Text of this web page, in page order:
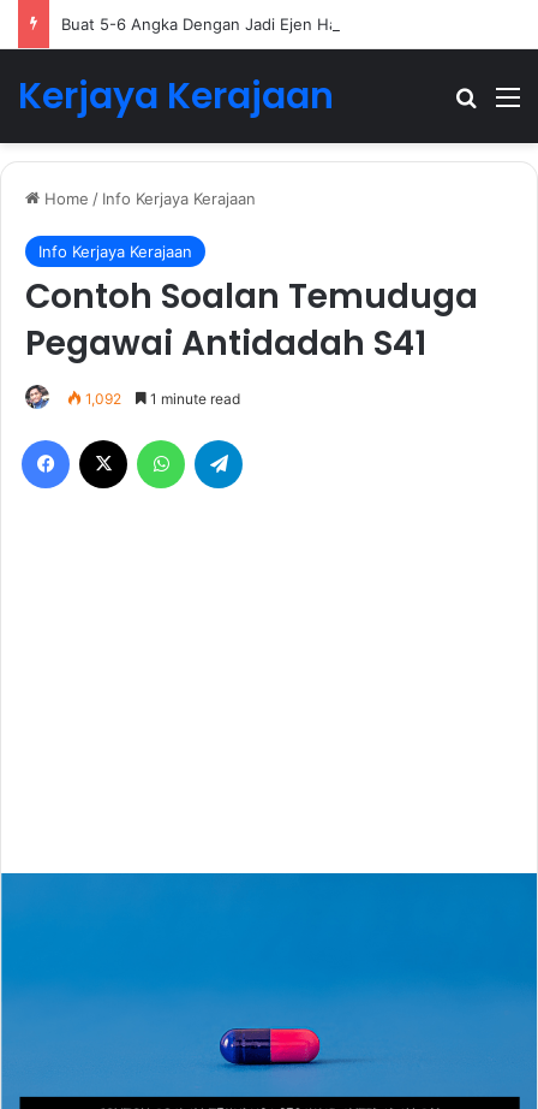
Buat 5-6 Angka Dengan Jadi Ejen Hartanah
Kerjaya Kerajaan
Home / Info Kerjaya Kerajaan
Info Kerjaya Kerajaan
Contoh Soalan Temuduga
Pegawai Antidadah S41
1,092 1 minute read
Facebook WhatsApp